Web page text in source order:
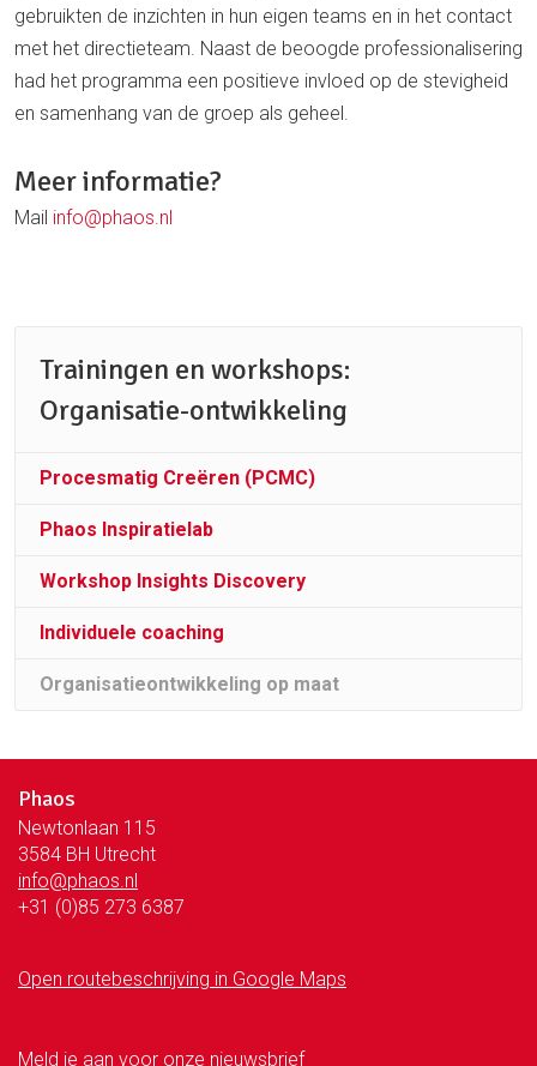
gebruikten de inzichten in hun eigen teams en in het contact
met het directieteam. Naast de beoogde professionalisering
had het programma een positieve invloed op de stevigheid
en samenhang van de groep als geheel.
Meer informatie?
Mail info@phaos.nl
Trainingen en workshops:
Organisatie-ontwikkeling
Procesmatig Creëren (PCMC)
Phaos Inspiratielab
Workshop Insights Discovery
Individuele coaching
Organisatie­ontwikkeling op maat
Phaos
Newtonlaan 115
3584 BH Utrecht
info@phaos.nl
+31 (0)85 273 6387
Open routebeschrijving in Google Maps
Meld je aan voor onze nieuwsbrief